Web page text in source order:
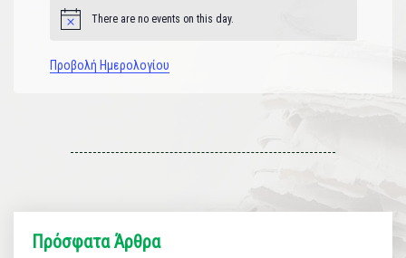
Notice There are no events on this day.
Προβολή Ημερολογίου
Πρόσφατα Άρθρα